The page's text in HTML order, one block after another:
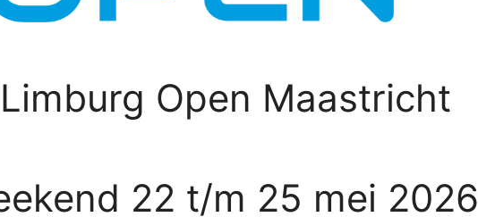
Open Maastricht
22 t/m 25 mei 2026